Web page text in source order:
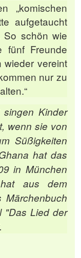
„komischen
aufgetaucht
So schön wie
fünf Freunde
vereint
nur zu
Kinder
wenn sie von
Süßigkeiten
hat das
in München
aus dem
Märchenbuch
"Das Lied der